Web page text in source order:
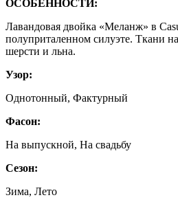
ОСОБЕННОСТИ:
Лавандовая двойка «Меланж» в
полуприталенном силуэте. Ткани
шерсти и льна.
Узор:
Однотонный, Фактурный
Фасон:
На выпускной, На свадьбу
Сезон:
Зима, Лето